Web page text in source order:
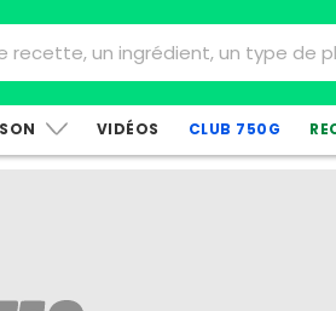
VIDÉOS CLUB 750G